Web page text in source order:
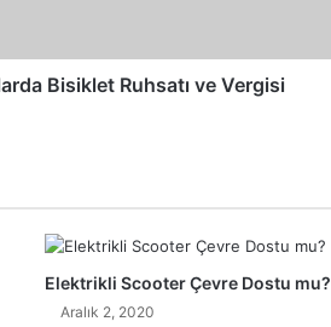
Bisiklet Ruhsatı ve Vergisi
Elektrikli Scooter Çevre Dostu mu?
Aralık 2, 2020